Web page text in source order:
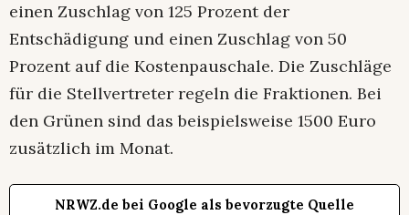
einen Zuschlag von 125 Prozent der
Entschädigung und einen Zuschlag von 50
Prozent auf die Kostenpauschale. Die Zuschläge
für die Stellvertreter regeln die Fraktionen. Bei
den Grünen sind das beispielsweise 1500 Euro
zusätzlich im Monat.
NRWZ.de bei Google als bevorzugte Quelle